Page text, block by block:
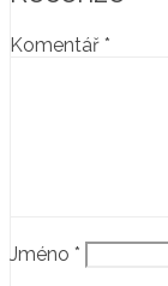
Komentář *
Jméno *